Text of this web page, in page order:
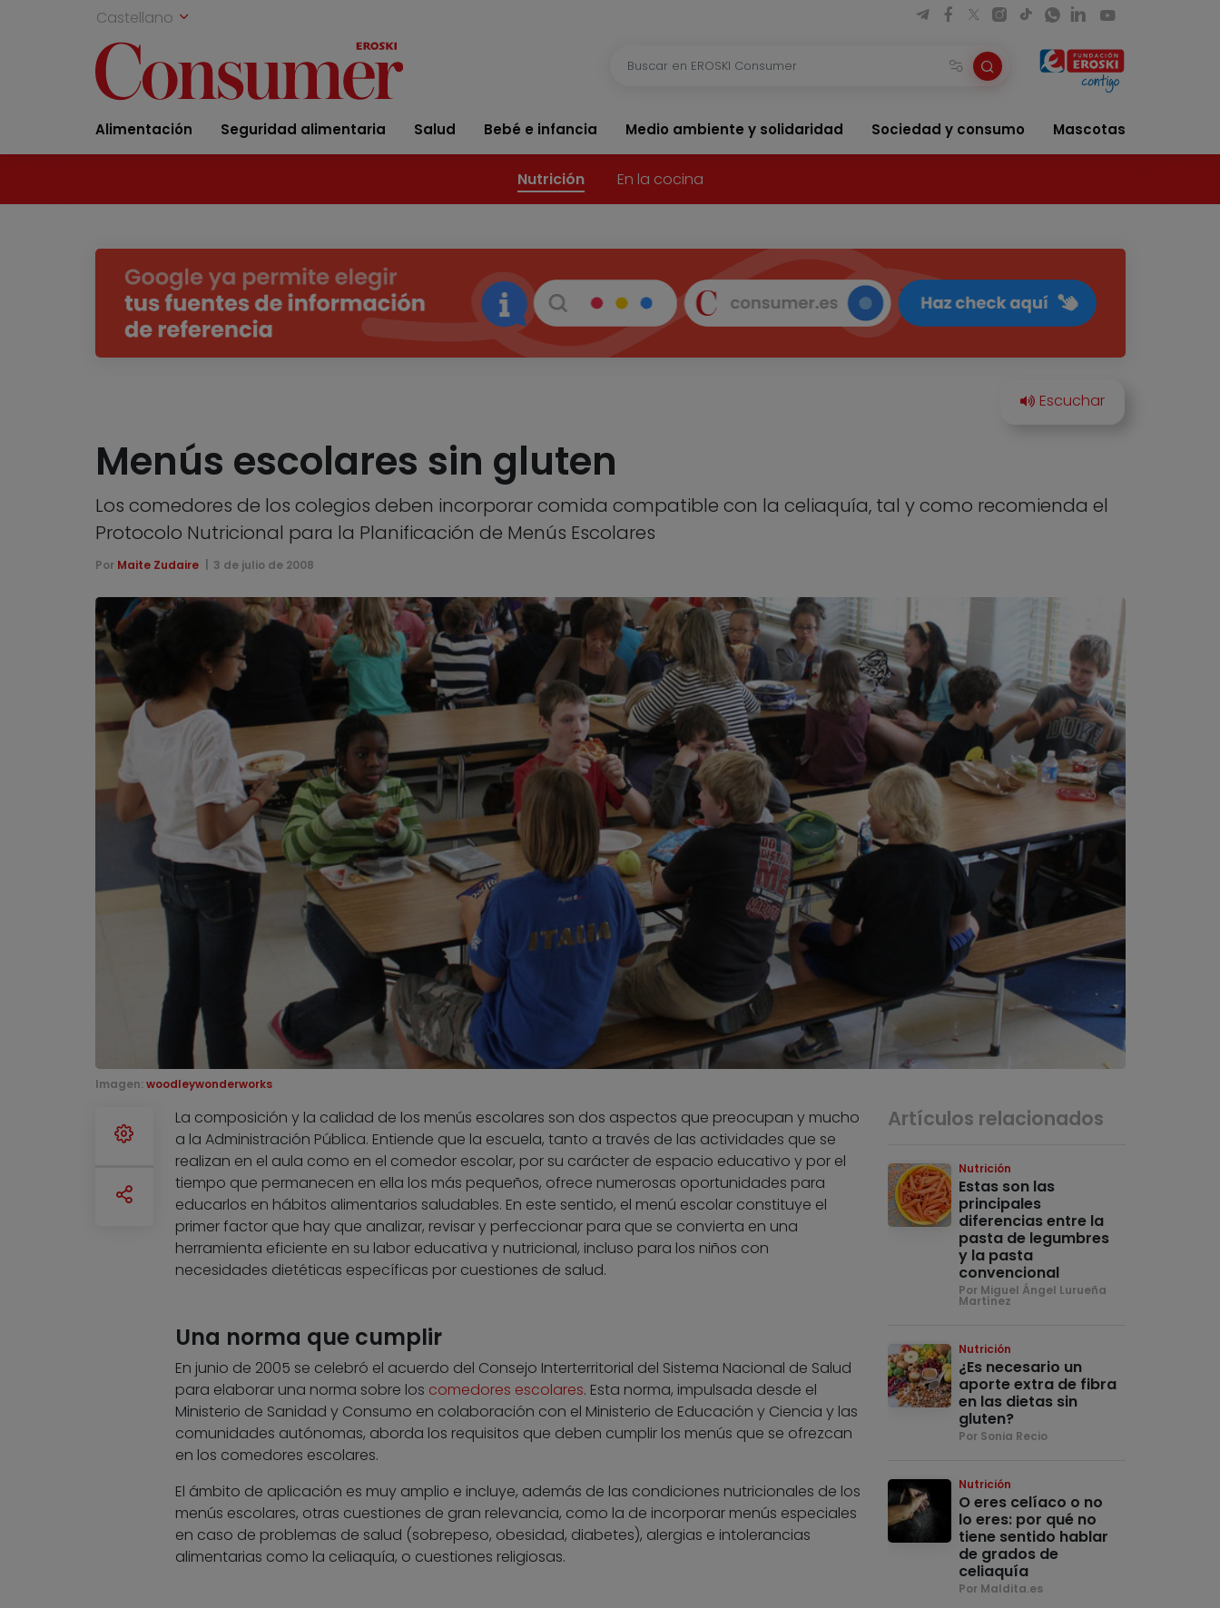
Castellano
Alimentación Seguridad alimentaria Salud Bebé e infancia Medio ambiente y solidaridad Sociedad y consumo Mascotas
Nutrición En la cocina
Menús escolares sin gluten
Los comedores de los colegios deben incorporar comida compatible con la celiaquía, tal y como recomienda el
Protocolo Nutricional para la Planificación de Menús Escolares
Por Maite Zudaire 3 de julio de 2008
Imagen: woodleywonderworks
La composición y la calidad de los menús escolares son dos aspectos que preocupan y mucho
a la Administración Pública. Entiende que la escuela, tanto a través de las actividades que se
realizan en el aula como en el comedor escolar, por su carácter de espacio educativo y por el
tiempo que permanecen en ella los más pequeños, ofrece numerosas oportunidades para
educarlos en hábitos alimentarios saludables. En este sentido, el menú escolar constituye el
primer factor que hay que analizar, revisar y perfeccionar para que se convierta en una
herramienta eficiente en su labor educativa y nutricional, incluso para los niños con
necesidades dietéticas específicas por cuestiones de salud.
Una norma que cumplir
En junio de 2005 se celebró el acuerdo del Consejo Interterritorial del Sistema Nacional de Salud
para elaborar una norma sobre los comedores escolares. Esta norma, impulsada desde el
Ministerio de Sanidad y Consumo en colaboración con el Ministerio de Educación y Ciencia y las
comunidades autónomas, aborda los requisitos que deben cumplir los menús que se ofrezcan
en los comedores escolares.
El ámbito de aplicación es muy amplio e incluye, además de las condiciones nutricionales de los
menús escolares, otras cuestiones de gran relevancia, como la de incorporar menús especiales
en caso de problemas de salud (sobrepeso, obesidad, diabetes), alergias e intolerancias
alimentarias como la celiaquía, o cuestiones religiosas.
Artículos relacionados
Nutrición
Estas son las
principales
diferencias entre la
pasta de legumbres
y la pasta
convencional
Por Miguel Ángel Lurueña
Martínez
Nutrición
¿Es necesario un
aporte extra de fibra
en las dietas sin
gluten?
Por Sonia Recio
Nutrición
O eres celíaco o no
lo eres: por qué no
tiene sentido hablar
de grados de
celiaquía
Por Maldita.es